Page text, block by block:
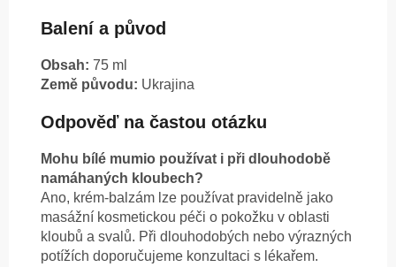
Balení a původ
Obsah: 75 ml
Země původu: Ukrajina
Odpověď na častou otázku
Mohu bílé mumio používat i při dlouhodobě
namáhaných kloubech?
Ano, krém-balzám lze používat pravidelně jako
masážní kosmetickou péči o pokožku v oblasti
kloubů a svalů. Při dlouhodobých nebo výrazných
potížích doporučujeme konzultaci s lékařem.